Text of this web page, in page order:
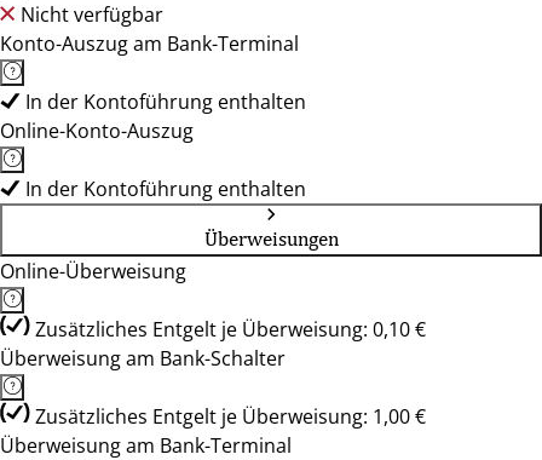
Nicht verfügbar
Konto-Auszug am Bank-Terminal
In der Kontoführung enthalten
Online-Konto-Auszug
In der Kontoführung enthalten
Überweisungen
Online-Überweisung
Zusätzliches Entgelt je Überweisung: 0,10 €
Überweisung am Bank-Schalter
Zusätzliches Entgelt je Überweisung: 1,00 €
Überweisung am Bank-Terminal